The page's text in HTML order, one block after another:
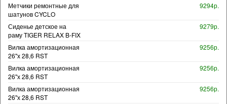
Метчики ремонтные для
шатунов CYCLO
9294р.
Сиденье детское на
раму TIGER RELAX B-FIX
9279р.
Вилка амортизационная
26"х 28,6 RST
9256р.
Вилка амортизационная
26"х 28,6 RST
9256р.
Вилка амортизационная
26"х 28,6 RST
9256р.